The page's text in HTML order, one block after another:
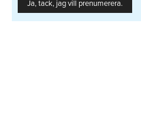
Ja, tack, jag vill prenumerera.